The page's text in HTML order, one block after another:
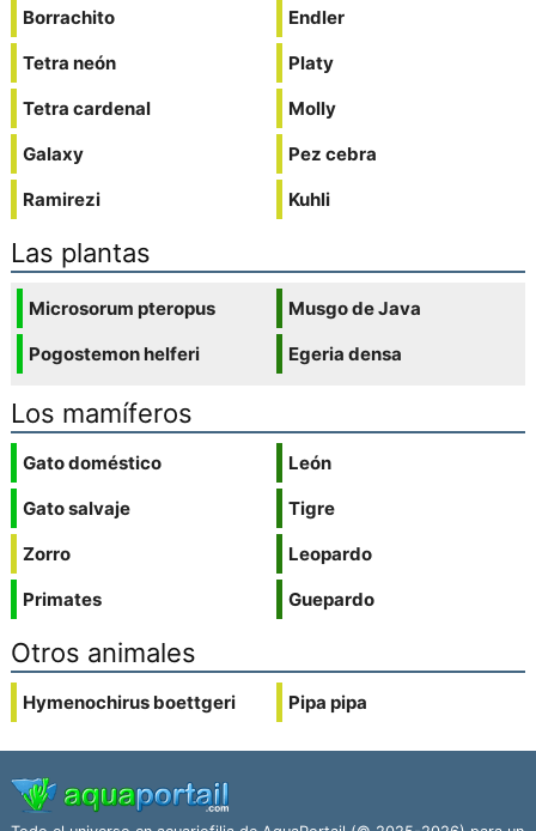
Borrachito
Tetra neón
Tetra cardenal
Galaxy
Ramirezi
Endler
Platy
Molly
Pez cebra
Kuhli
Las plantas
Microsorum pteropus
Pogostemon helferi
Musgo de Java
Egeria densa
Los mamíferos
Gato doméstico
Gato salvaje
Zorro
Primates
León
Tigre
Leopardo
Guepardo
Otros animales
Hymenochirus boettgeri Pipa pipa